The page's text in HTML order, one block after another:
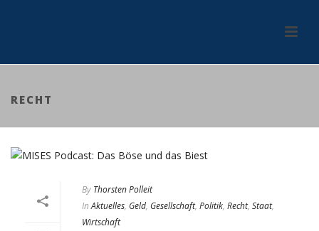
RECHT
By Thorsten Polleit
In Aktuelles, Geld, Gesellschaft, Politik, Recht, Staat,
Wirtschaft